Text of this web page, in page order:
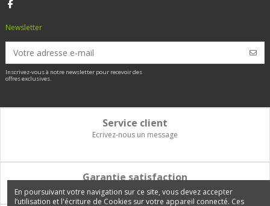
Newsletter
Inscrivez-vous à notre newsletter pour recevoir des
offres exclusives.
Service client
Ecrivez-nous un message
Garantie satisfaction
Vous disposez de 14 jours pour changer d'avis et être remboursé
En poursuivant votre navigation sur ce site, vous devez accepter
l’utilisation et l'écriture de Cookies sur votre appareil connecté. Ces